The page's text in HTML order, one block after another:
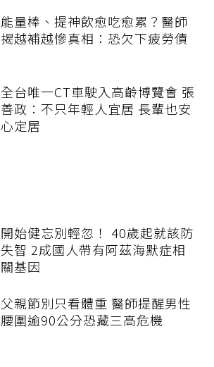
能量棒、提神飲愈吃愈累？醫師
揭越補越慘真相：恐欠下疲勞債
全台唯一CT車駛入高齡博覽會 張
善政：不只年輕人宜居 長輩也安
心定居
開始健忘別輕忽！ 40歲起就該防
失智 2成國人帶有阿茲海默症相
關基因
父親節別只看體重 醫師提醒男性
腰圍逾90公分恐藏三高危機